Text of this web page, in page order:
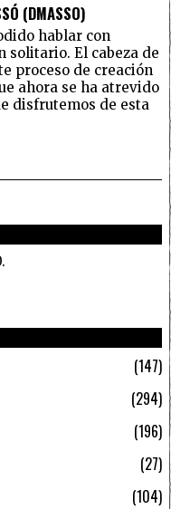
(DMASSO)
hablar con
solitario. El cabeza de
proceso de creación
ahora se ha atrevido
disfrutemos de esta
147
294
196
27
104